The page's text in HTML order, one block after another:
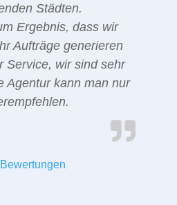
Städten.
Ergebnis, dass wir
Aufträge generieren
Service, wir sind sehr
Agentur kann man nur